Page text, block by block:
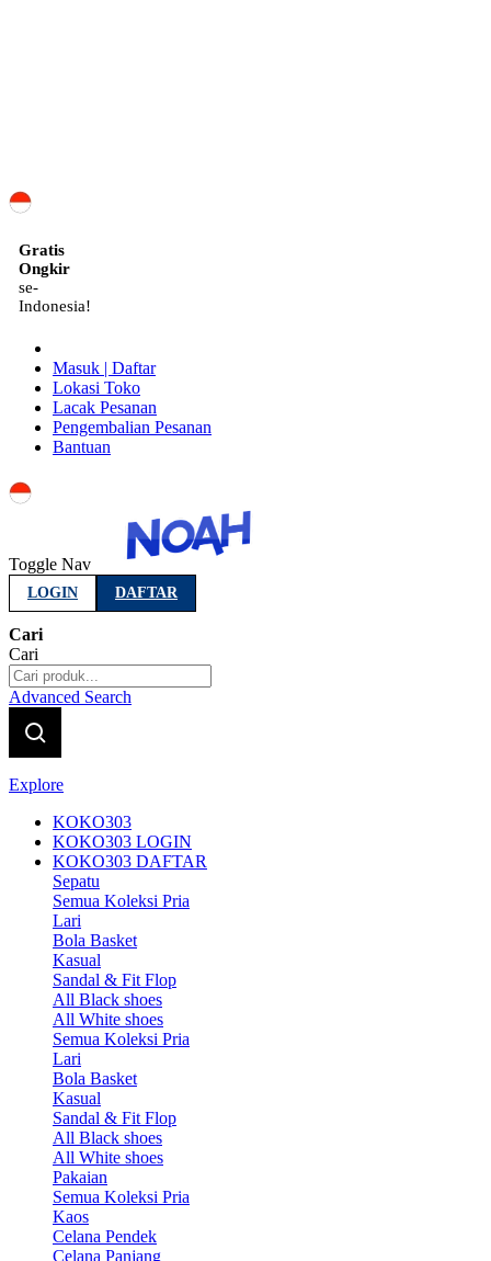
Gratis
Ongkir
se-
Indonesia!
Masuk | Daftar
Lokasi Toko
Lacak Pesanan
Pengembalian Pesanan
Bantuan
Toggle Nav
LOGIN DAFTAR
Cari
Cari
Advanced Search
Explore
KOKO303
KOKO303 LOGIN
KOKO303 DAFTAR
Sepatu
Semua Koleksi Pria
Lari
Bola Basket
Kasual
Sandal & Fit Flop
All Black shoes
All White shoes
Semua Koleksi Pria
Lari
Bola Basket
Kasual
Sandal & Fit Flop
All Black shoes
All White shoes
Pakaian
Semua Koleksi Pria
Kaos
Celana Pendek
Celana Panjang